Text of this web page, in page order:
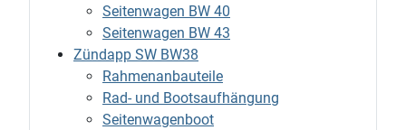
Seitenwagen BW 40
Seitenwagen BW 43
Zündapp SW BW38
Rahmenanbauteile
Rad- und Bootsaufhängung
Seitenwagenboot